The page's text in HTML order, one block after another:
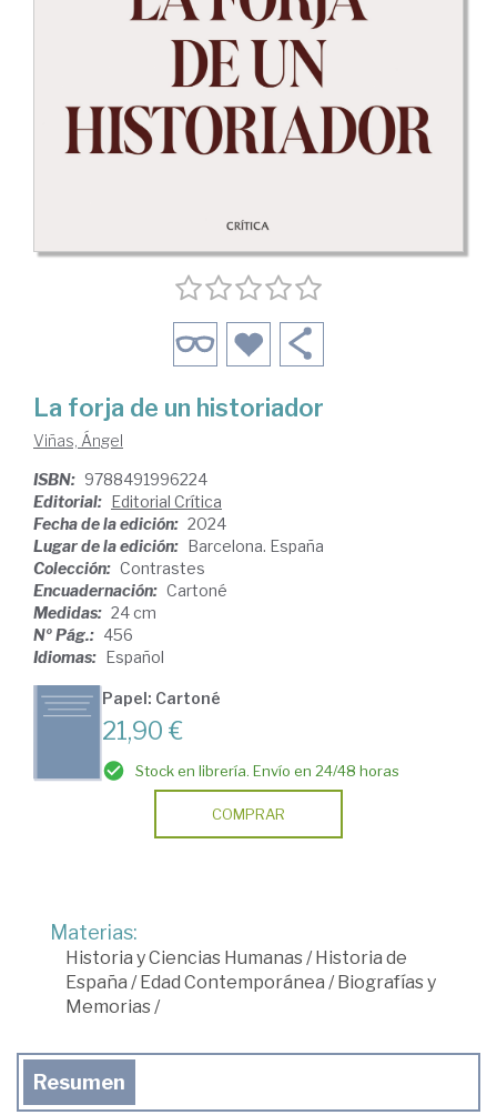
La forja de un historiador
Viñas, Ángel
ISBN: 9788491996224
Editorial: Editorial Crítica
Fecha de la edición: 2024
Lugar de la edición: Barcelona. España
Colección: Contrastes
Encuadernación: Cartoné
Medidas: 24 cm
Nº Pág.: 456
Idiomas: Español
Papel: Cartoné
21,90 €
Stock en librería. Envío en 24/48 horas
COMPRAR
Materias:
Historia y Ciencias Humanas /Historia de
España /Edad Contemporánea /Biografías y
Memorias /
Resumen